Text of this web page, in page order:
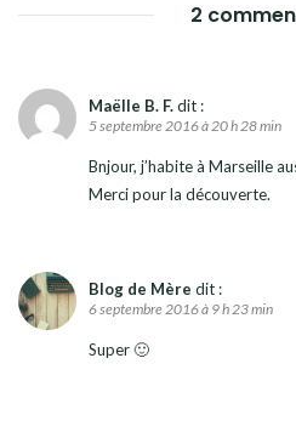
2
Maëlle B. F.dit :
5 septembre 2016 à 20 h 28 min
Bnjour, j’habite à Marseille
Merci pour la découverte.
Blog de Mère dit :
6 septembre 2016 à 9 h 23 min
Super 🙂